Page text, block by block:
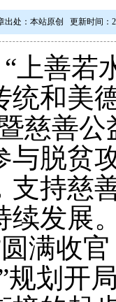
出处：本站原创 更新时间：
上善若
统和美
慈善
与脱贫
支持慈
续发展
满收
规划开